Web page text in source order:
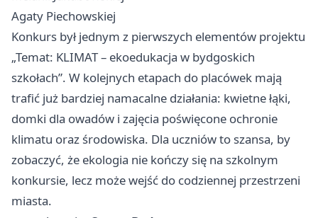
Agaty Piechowskiej
Konkurs był jednym z pierwszych elementów projektu
„Temat: KLIMAT – ekoedukacja w bydgoskich
szkołach”. W kolejnych etapach do placówek mają
trafić już bardziej namacalne działania: kwietne łąki,
domki dla owadów i zajęcia poświęcone ochronie
klimatu oraz środowiska. Dla uczniów to szansa, by
zobaczyć, że ekologia nie kończy się na szkolnym
konkursie, lecz może wejść do codziennej przestrzeni
miasta.